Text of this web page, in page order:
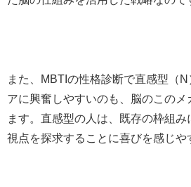
また、MBTIの性格診断で直感型（
アに興奮しやすいのも、脳のこの
ます。直感型の人は、既存の枠組
視点を探求することに喜びを感じや